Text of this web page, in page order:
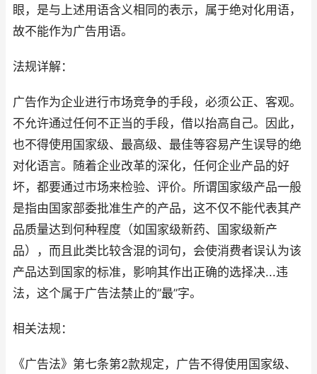
眼，是与上述用语含义相同的表示，属于绝对化用语，
故不能作为广告用语。
法规详解：
广告作为企业进行市场竞争的手段，必须公正、客观。
不允许通过任何不正当的手段，借以抬高自己。因此，
也不得使用国家级、最高级、最佳等容易产生误导的绝
对化语言。随着企业改革的深化，任何企业产品的好
坏，都要通过市场来检验、评价。所谓国家级产品一般
是指由国家部委批准生产的产品，这不仅不能代表其产
品质量达到何种程度（如国家级新药、国家级新产
品），而且此类比较含混的词句，会使消费者误认为该
产品达到国家的标准，影响其作出正确的选择决...违
法，这个属于广告法禁止的”最”字。
相关法规：
《广告法》第七条第2款规定，广告不得使用国家级、